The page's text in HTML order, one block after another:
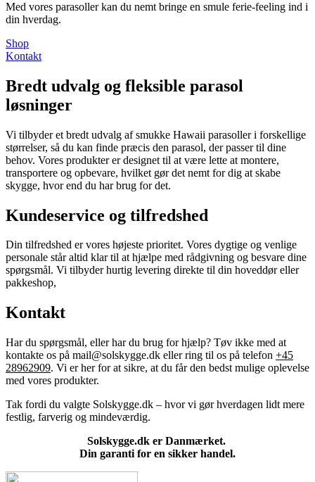
Med vores parasoller kan du nemt bringe en smule ferie-feeling ind i
din hverdag.
Shop
Kontakt
Bredt udvalg og fleksible parasol
løsninger
Vi tilbyder et bredt udvalg af smukke Hawaii parasoller i forskellige
størrelser, så du kan finde præcis den parasol, der passer til dine
behov. Vores produkter er designet til at være lette at montere,
transportere og opbevare, hvilket gør det nemt for dig at skabe
skygge, hvor end du har brug for det.
Kundeservice og tilfredshed
Din tilfredshed er vores højeste prioritet. Vores dygtige og venlige
personale står altid klar til at hjælpe med rådgivning og besvare dine
spørgsmål. Vi tilbyder hurtig levering direkte til din hoveddør eller
pakkeshop,
Kontakt
Har du spørgsmål, eller har du brug for hjælp? Tøv ikke med at
kontakte os på mail@solskygge.dk eller ring til os på telefon +45
28962909. Vi er her for at sikre, at du får den bedst mulige oplevelse
med vores produkter.
Tak fordi du valgte Solskygge.dk – hvor vi gør hverdagen lidt mere
festlig, farverig og mindeværdig.
Solskygge.dk er Danmærket.
Din garanti for en sikker handel.